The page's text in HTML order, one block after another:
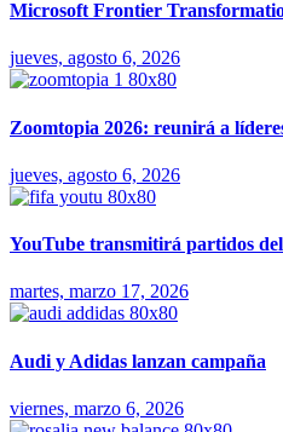
Microsoft Frontier
jueves, agosto 6, 2026
Zoomtopia 2026: reunirá a
jueves, agosto 6, 2026
YouTube transmitirá partidos
martes, marzo 17, 2026
Audi y Adidas lanzan campaña
viernes, marzo 6, 2026